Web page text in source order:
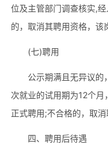
位及主管部门调查核实,
的，取消其聘用资格，该
(七)聘用
公示期满且无异议的
次就业的试用期为12个
正式聘用;不合格的，取消
四、聘用后待遇